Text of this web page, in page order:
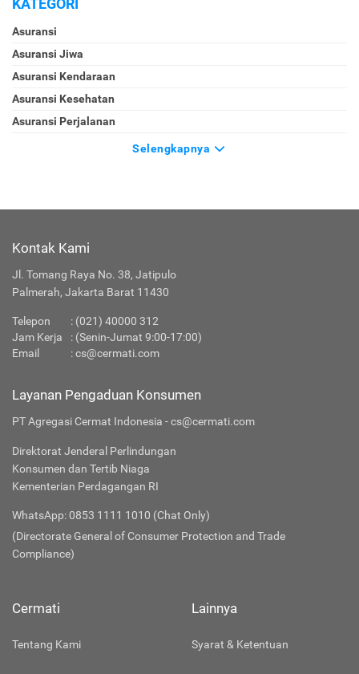
KATEGORI
Asuransi
Asuransi Jiwa
Asuransi Kendaraan
Asuransi Kesehatan
Asuransi Perjalanan
Selengkapnya
Kontak Kami
Jl. Tomang Raya No. 38, Jatipulo
Palmerah, Jakarta Barat 11430
Telepon
: (021) 40000 312
Jam Kerja
: (Senin-Jumat 9:00-17:00)
Email
:cs@cermati.com
Layanan Pengaduan Konsumen
PT Agregasi Cermat Indonesia - cs@cermati.com
Direktorat Jenderal Perlindungan
Konsumen dan Tertib Niaga
Kementerian Perdagangan RI
WhatsApp: 0853 1111 1010 (Chat Only)
(Directorate General of Consumer Protection and Trade
Compliance)
Cermati
Tentang Kami
Lainnya
Syarat & Ketentuan